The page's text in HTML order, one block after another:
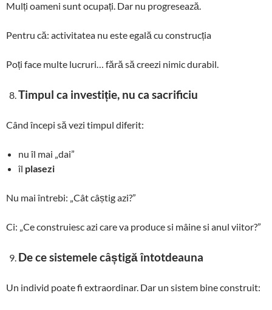
Mulți oameni sunt ocupați. Dar nu progresează.
Pentru că: activitatea nu este egală cu construcția
Poți face multe lucruri… fără să creezi nimic durabil.
Timpul ca investiție, nu ca sacrificiu
Când începi să vezi timpul diferit:
nu îl mai „dai”
îl plasezi
Nu mai întrebi: „Cât câștig azi?”
Ci: „Ce construiesc azi care va produce si mâine si anul viitor?”
De ce sistemele câștigă întotdeauna
Un individ poate fi extraordinar. Dar un sistem bine construit: